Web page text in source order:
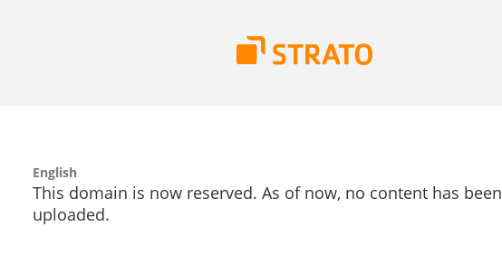
English
This domain is now reserved. As of now, no content has been
uploaded.